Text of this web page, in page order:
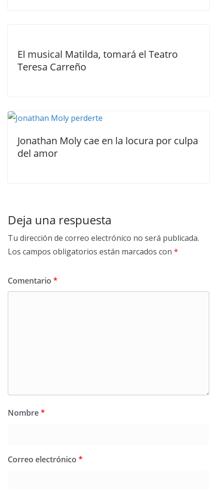
El musical Matilda, tomará el Teatro
Teresa Carreño
Jonathan Moly cae en la locura por culpa
del amor
Deja una respuesta
Tu dirección de correo electrónico no será publicada.
Los campos obligatorios están marcados con *
Comentario *
Nombre*
Correo electrónico *